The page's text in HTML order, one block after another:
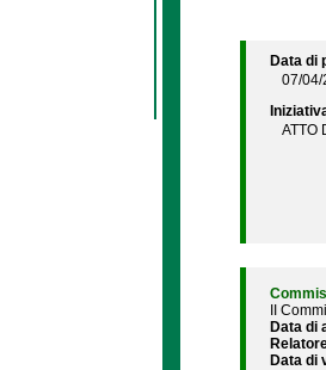
Data di
07/04/
ATTO
II
Data di
Data di